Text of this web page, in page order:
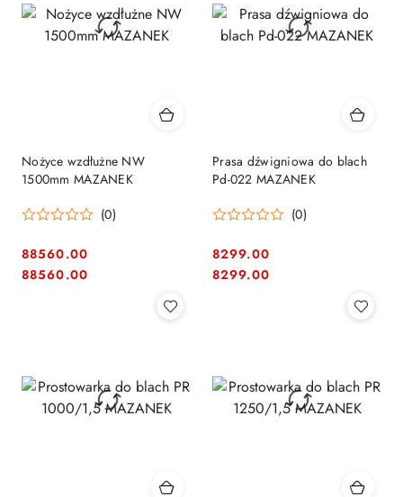
Nożyce wzdłużne NW
1500mm MAZANEK
(0)
Cena:
88560.00
Cena:
88560.00
Prasa dźwigniowa do blach
Pd-022 MAZANEK
(0)
Cena:
8299.00
Cena:
8299.00